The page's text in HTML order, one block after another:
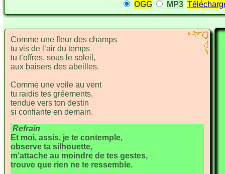
OGG
MP3
Comme une fleur des champs
tu vis de l‘air du temps
tu t‘offres, sous le soleil,
aux baisers des abeilles.
Comme une voile au vent
tu raidis tes gréements,
tendue vers ton destin
si confiante en demain.
Refrain
Et moi, assis, je te contemple,
observe ta silhouette,
m‘attache au moindre de tes gestes,
trouve que rien ne te ressemble.